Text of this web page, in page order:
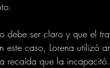
debe ser claro y que el
este caso, Lorena utilizó
recaída que la incapacitó.